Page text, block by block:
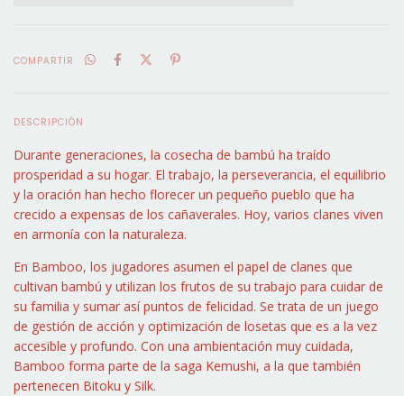
COMPARTIR
DESCRIPCIÓN
Durante generaciones, la cosecha de bambú ha traído
prosperidad a su hogar. El trabajo, la perseverancia, el equilibrio
y la oración han hecho florecer un pequeño pueblo que ha
crecido a expensas de los cañaverales. Hoy, varios clanes viven
en armonía con la naturaleza.
En Bamboo, los jugadores asumen el papel de clanes que
cultivan bambú y utilizan los frutos de su trabajo para cuidar de
su familia y sumar así puntos de felicidad. Se trata de un juego
de gestión de acción y optimización de losetas que es a la vez
accesible y profundo. Con una ambientación muy cuidada,
Bamboo forma parte de la saga Kemushi, a la que también
pertenecen Bitoku y Silk.